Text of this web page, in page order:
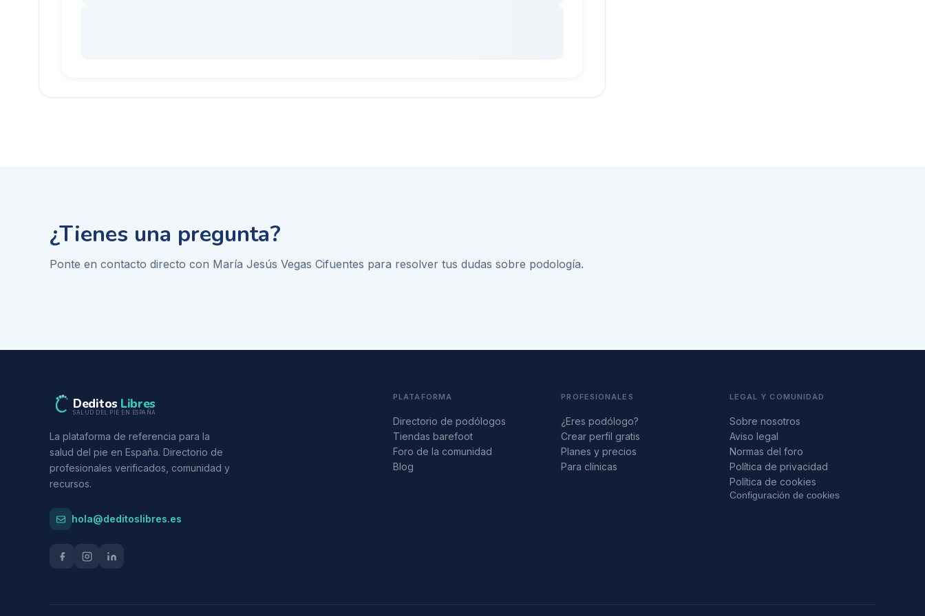
¿Tienes una pregunta?
Ponte en contacto directo con María Jesús Vegas Cifuentes para resolver tus dudas sobre podología.
Deditos Libres
SALUD DEL PIE EN ESPAÑA
La plataforma de referencia para la
salud del pie en España. Directorio de
profesionales verificados, comunidad y
recursos.
hola@deditoslibres.es
PLATAFORMA
Directorio de podólogos
Tiendas barefoot
Foro de la comunidad
Blog
PROFESIONALES
¿Eres podólogo?
Crear perfil gratis
Planes y precios
Para clínicas
LEGAL Y COMUNIDAD
Sobre nosotros
Aviso legal
Normas del foro
Política de privacidad
Política de cookies
Configuración de cookies